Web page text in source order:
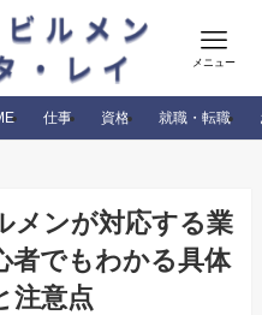
メニュー
仕事 資格 就職・転職
メンが対応する業
者でもわかる具体
注意点